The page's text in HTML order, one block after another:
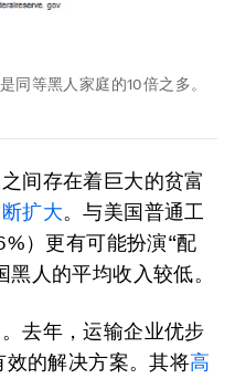
同等黑人家庭的10倍之多。
间存在着巨大的贫富
扩大。与美国普通工
）更有可能扮演“配
人的平均收入较低。
去年，运输企业优步
效的解决方案。其将高